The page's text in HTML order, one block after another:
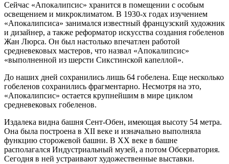
Сейчас «Апокалипсис» хранится в помещении с особым
освещением и микроклиматом. В 1930-х годах изучением
«Апокалипсиса» занимался известный французский художник
и дизайнер, а также реформатор искусства создания гобеленов
Жан Люрса. Он был настолько впечатлен работой
средневековых мастеров, что назвал «Апокалипсис»
«выполненной из шерсти Сикстинской капеллой».
До наших дней сохранились лишь 64 гобелена. Еще несколько
гобеленов сохранились фрагментарно. Несмотря на это,
«Апокалипсис» остается крупнейшим в мире циклом
средневековых гобеленов.
Издалека видна башня Сент-Обен, имеющая высоту 54 метра.
Она была построена в XII веке и изначально выполняла
функцию сторожевой башни. В XX веке в башне
располагался Индустриальный музей, а потом Обсерватория.
Сегодня в ней устраивают художественные выставки.